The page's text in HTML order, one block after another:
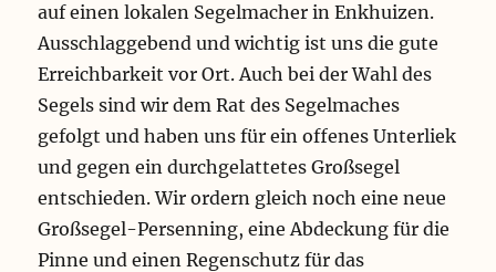
auf einen lokalen Segelmacher in Enkhuizen.
Ausschlaggebend und wichtig ist uns die gute
Erreichbarkeit vor Ort. Auch bei der Wahl des
Segels sind wir dem Rat des Segelmaches
gefolgt und haben uns für ein offenes Unterliek
und gegen ein durchgelattetes Großsegel
entschieden. Wir ordern gleich noch eine neue
Großsegel-Persenning, eine Abdeckung für die
Pinne und einen Regenschutz für das